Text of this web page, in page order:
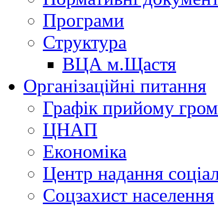
Програми
Структура
ВЦА м.Щастя
Організаційні питання
Графік прийому
ЦНАП
Економіка
Центр надання
Соцзахист населення